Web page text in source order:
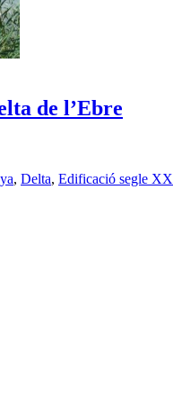
de l’Ebre
, Delta, Edificació segle XX